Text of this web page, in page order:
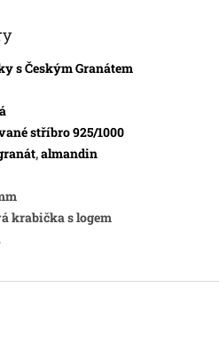
s Českým Granátem
stříbro 925/1000
,almandin
krabička s logem